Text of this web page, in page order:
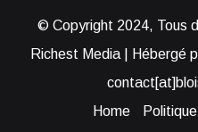
© Copyright 2024, Tous
Richest Media | Hébergé
Home